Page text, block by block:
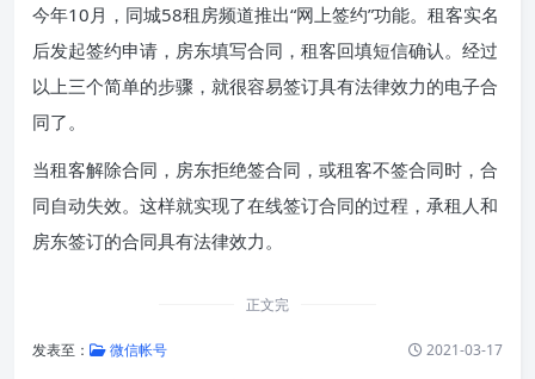
今年10月，同城58租房频道推出“网上签约”功能。租客实名
后发起签约申请，房东填写合同，租客回填短信确认。经过
以上三个简单的步骤，就很容易签订具有法律效力的电子合
同了。
当租客解除合同，房东拒绝签合同，或租客不签合同时，合
同自动失效。这样就实现了在线签订合同的过程，承租人和
房东签订的合同具有法律效力。
正文完
发表至： 微信帐号 2021-03-17